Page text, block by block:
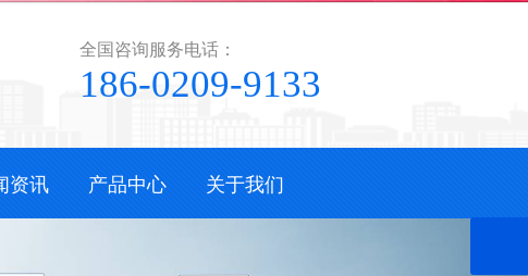
全国咨询服务电话：
186-0209-9133
资讯 产品中心 关于我们